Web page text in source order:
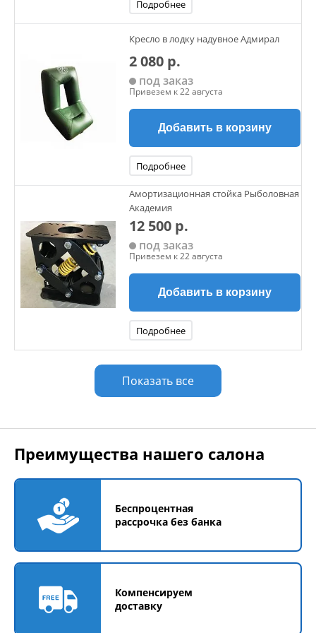
Подробнее
Кресло в лодку надувное Адмирал
2 080 р.
под заказ
Привезем к 22 августа
Добавить в корзину
Подробнее
Амортизационная стойка Рыболовная
Академия
12 500 р.
под заказ
Привезем к 22 августа
Добавить в корзину
Подробнее
Показать все
Преимущества нашего салона
Беспроцентная
рассрочка без банка
Компенсируем
доставку